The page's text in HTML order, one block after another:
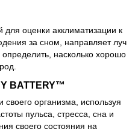
для оценки акклиматизации к
за сном, направляет луч
насколько хорошо
BATTERY™
организма, используя
пульса, стресса, сна и
своего состояния на